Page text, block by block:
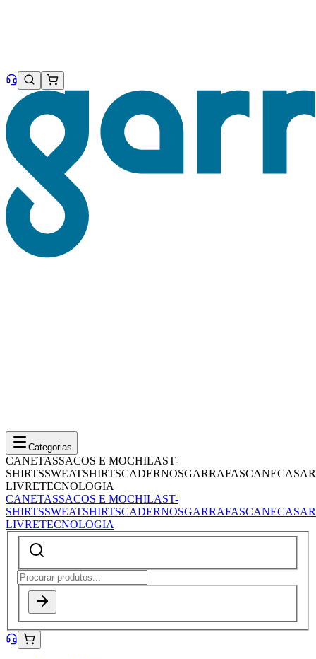
Categorias
CANETASSACOS E MOCHILAST-
SHIRTSSWEATSHIRTSCADERNOSGARRAFASCANECASAR
LIVRETECNOLOGIA
CANETASSACOS E MOCHILAST-
SHIRTSSWEATSHIRTSCADERNOSGARRAFASCANECASAR
LIVRETECNOLOGIA